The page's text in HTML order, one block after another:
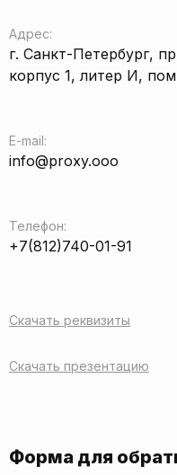
Адрес:
г. Санкт-Петербург,
корпус 1, литер И,
E-mail:
info@proxy.ooo
Телефон:
+7(812)740-01-91
Скачать реквизиты
Скачать презентацию
Форма для